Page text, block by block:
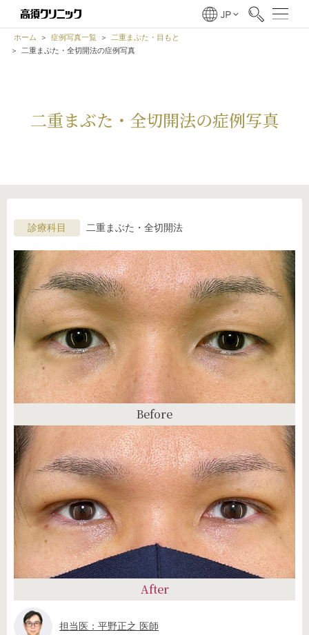
ホーム 症例写真一覧
二重まぶた・目もと
二重まぶた・全切開法の症例写真
二重まぶた・全切開法の症例写真
診療科目 二重まぶた・全切開法
Before
After
担当医：平野正之 医師